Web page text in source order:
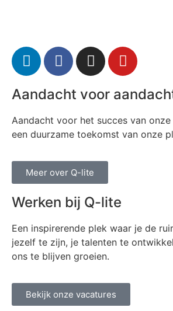
Aandacht voor
Aandacht voor het succes van
een duurzame toekomst van onze
Meer over Q-lite
Werken bij Q-lite
Een inspirerende plek waar je de
jezelf te zijn, je talenten te
ons te blijven groeien.
Bekijk onze vacatures